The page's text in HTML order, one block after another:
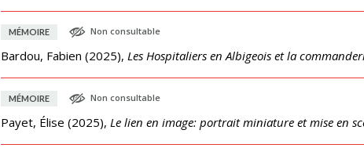
MÉMOIRE Non consultable
Bardou, Fabien (2025), Les Hospitaliers en Albigeois et la
MÉMOIRE Non consultable
Payet, Élise (2025), Le lien en image: portrait miniature et mise en